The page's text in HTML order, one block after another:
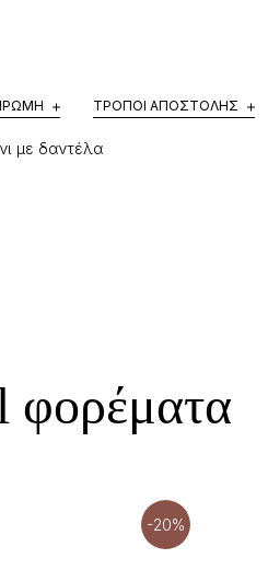
ΤΡΌΠΟΙ ΑΠΟΣΤΟΛΉΣ
με δαντέλα
φορέματα
-20%